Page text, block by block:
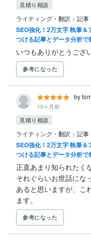
見積り相談
ライティング・翻訳 > 記事
SEO強化！2万文字 執筆＆
つける記事とデータ分析で
いつもありがとうござ
参考になった
by
10ヶ月前
見積り相談
ライティング・翻訳 > 記事
SEO強化！2万文字 執筆＆
つける記事とデータ分析で
正直あまり知られたく
それぐらいお世話にな
あると思いますが、こ
ます。
参考になった